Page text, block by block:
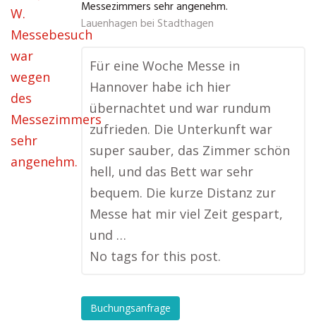
Messezimmers sehr angenehm.
Lauenhagen bei Stadthagen
Für eine Woche Messe in
Hannover habe ich hier
übernachtet und war rundum
zufrieden. Die Unterkunft war
super sauber, das Zimmer schön
hell, und das Bett war sehr
bequem. Die kurze Distanz zur
Messe hat mir viel Zeit gespart,
und …
No tags for this post.
Buchungsanfrage